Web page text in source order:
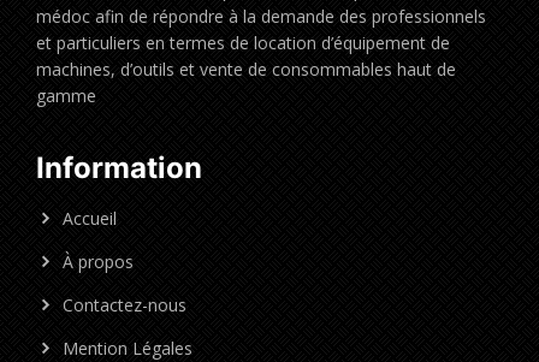
médoc afin de répondre à la demande des professionnels
et particuliers en termes de location d’équipement de
machines, d’outils et vente de consommables haut de
gamme
Information
Accueil
À propos
Contactez-nous
Mention Légales